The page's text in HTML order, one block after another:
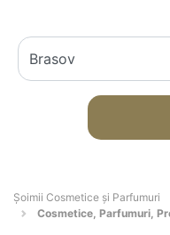
Șoimii Cosmetice și Parfumuri
Cosmetice, Parfumuri,